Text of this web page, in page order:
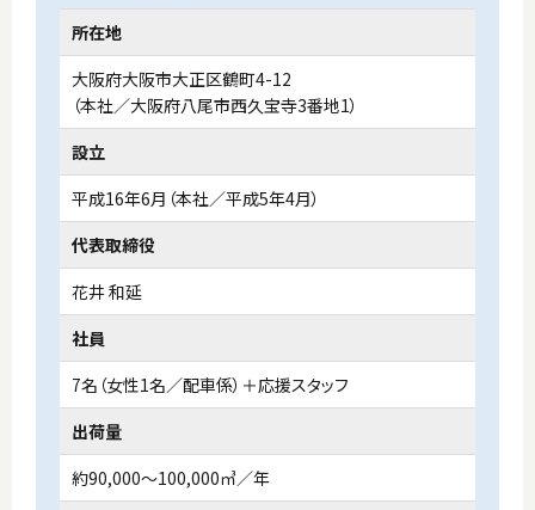
所在地
大阪府大阪市大正区鶴町4-12
（本社／大阪府八尾市西久宝寺3番地1）
設立
平成16年6月（本社／平成5年4月）
代表取締役
花井 和延
社員
7名（女性1名／配車係）＋応援スタッフ
出荷量
約90,000～100,000㎥／年